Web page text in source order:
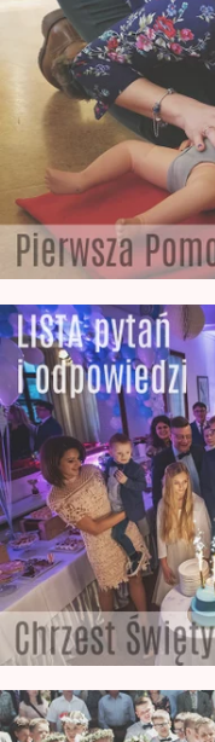
wyszkolony